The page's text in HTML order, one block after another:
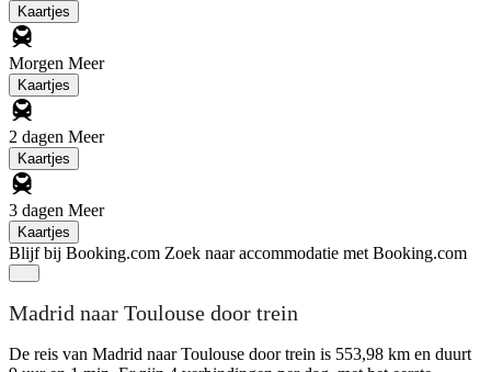
Kaartjes
Morgen Meer
Kaartjes
2 dagen Meer
Kaartjes
3 dagen Meer
Kaartjes
Blijf bij Booking.com Zoek naar accommodatie met Booking.com
Madrid naar Toulouse door trein
De reis van Madrid naar Toulouse door trein is 553,98 km en duurt